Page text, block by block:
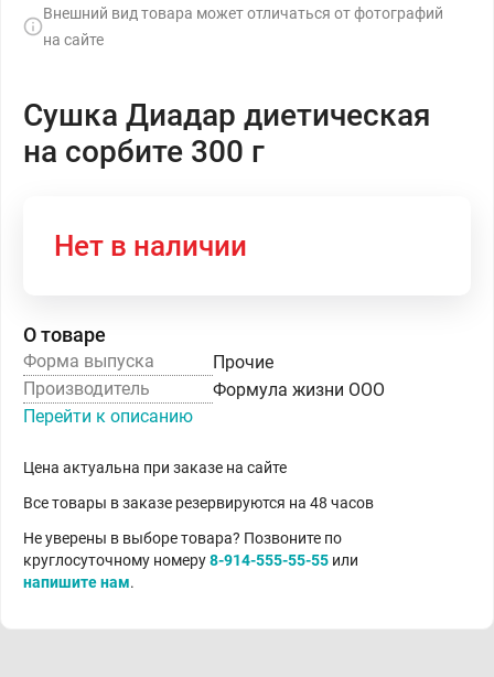
Внешний вид товара может отличаться от фотографий
на сайте
Сушка Диадар диетическая
на сорбите 300 г
Нет в наличии
О товаре
Форма выпуска
Прочие
Производитель
Формула жизни ООО
Перейти к описанию
Цена актуальна при заказе на сайте
Все товары в заказе резервируются на 48 часов
Не уверены в выборе товара? Позвоните по
круглосуточному номеру8-914-555-55-55 или
напишите нам.